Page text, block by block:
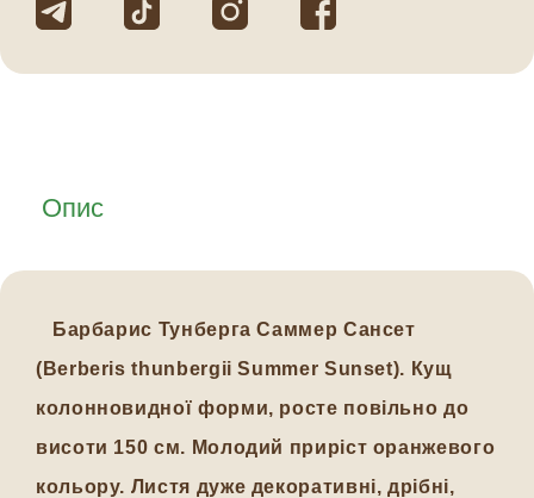
Опис
Барбарис Тунберга Саммер Сансет
(Berberis thunbergii Summer Sunset). Кущ
колонновидної форми, росте повільно до
висоти 150 см. Молодий приріст оранжевого
кольору. Листя дуже декоративні, дрібні,